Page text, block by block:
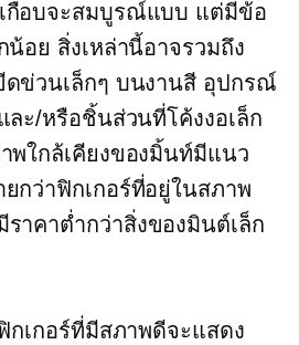
กือบจะสมบูรณ์แบบ แต่มีข้อ
น้อย สิ่งเหล่านี้อาจรวมถึง
ดข่วนเล็กๆ บนงานสี อุปกรณ์
ละ/หรือชิ้นส่วนที่โค้งงอเล็ก
พใกล้เคียงของมิ้นท์มีแนว
กว่าฟิกเกอร์ที่อยู่ในสภาพ
าคาต่ำกว่าสิ่งของมินต์เล็ก
กเกอร์ที่มีสภาพดีจะแสดง